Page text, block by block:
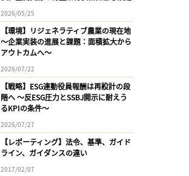
2026/05/25
【環境】リジェネラティブ農業の現在地
〜企業実装の進展と課題：面積拡大から
アウトカムへ〜
2026/07/22
【戦略】ESG連動役員報酬は再設計の段
階へ 〜反ESG圧力とSSBJ開示に耐えう
るKPIの条件〜
2026/07/27
【レポーティング】法令、基準、ガイド
ライン、ガイダンスの違い
2017/02/07